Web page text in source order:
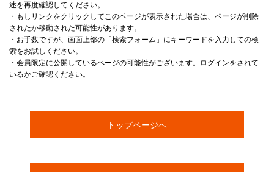
述を再度確認してください。
・もしリンクをクリックしてこのページが表示された場合は、ページが削除
されたか移動された可能性があります。
・お手数ですが、画面上部の「検索フォーム」にキーワードを入力しての検
索をお試しください。
・会員限定に公開しているページの可能性がございます。ログインをされて
いるかご確認ください。
トップページへ